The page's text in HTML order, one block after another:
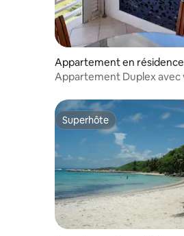
Appartement en résidence
Appartement Duplex avec
Superhôte
Superhôte